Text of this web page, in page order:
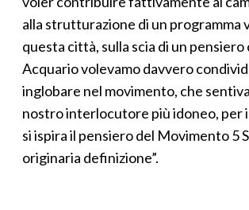
alla strutturazione di un programma
questa città, sulla scia di un pensiero
Acquario volevamo davvero
inglobare nel movimento, che
nostro interlocutore più idoneo, per
si ispira il pensiero del Movimento 5
originaria definizione”.